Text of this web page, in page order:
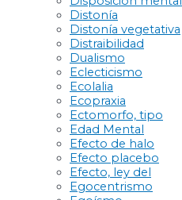
Distonía
Distonía vegetativa
Distraibilidad
Dualismo
Eclecticismo
Ecolalia
Ecopraxia
Ectomorfo, tipo
Edad Mental
Efecto de halo
Efecto placebo
Efecto, ley del
Egocentrismo